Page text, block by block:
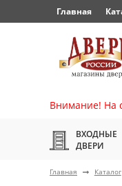
Главная
Внимание! На
ВХОДНЫЕ
ДВЕРИ
Главная Каталог